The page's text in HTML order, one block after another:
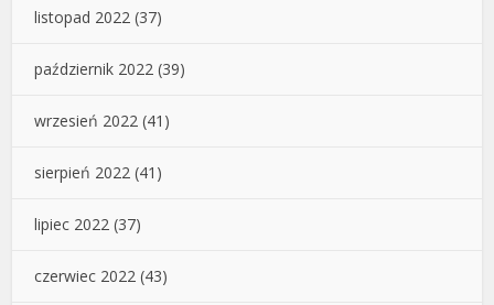
listopad 2022 (37)
październik 2022 (39)
wrzesień 2022 (41)
sierpień 2022 (41)
lipiec 2022 (37)
czerwiec 2022 (43)